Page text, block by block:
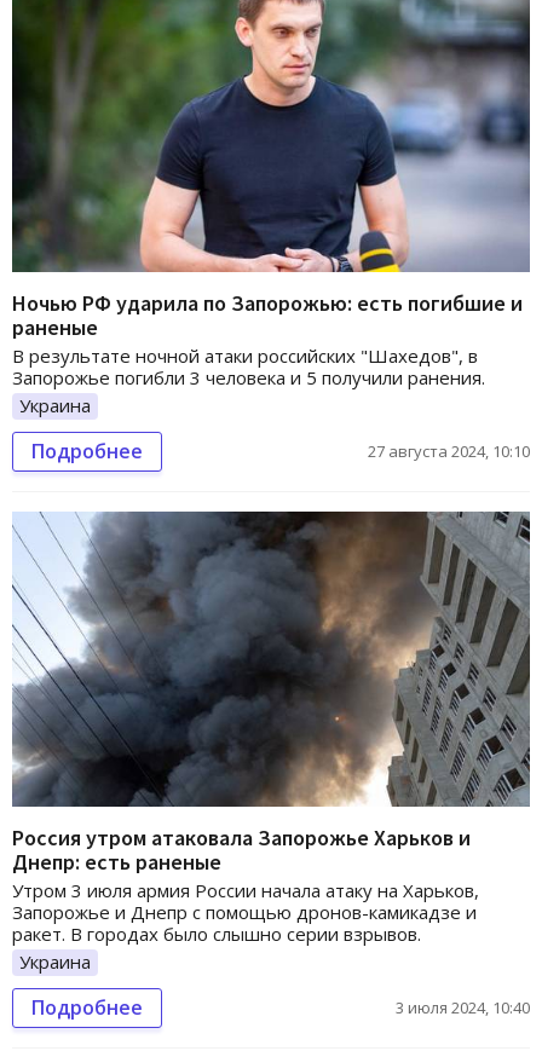
Ночью РФ ударила по Запорожью: есть погибшие и
раненые
В результате ночной атаки российских "Шахедов", в
Запорожье погибли 3 человека и 5 получили ранения.
Украина
Подробнее 27 августа 2024, 10:10
Россия утром атаковала Запорожье Харьков и
Днепр: есть раненые
Утром 3 июля армия России начала атаку на Харьков,
Запорожье и Днепр с помощью дронов-камикадзе и
ракет. В городах было слышно серии взрывов.
Украина
Подробнее 3 июля 2024, 10:40